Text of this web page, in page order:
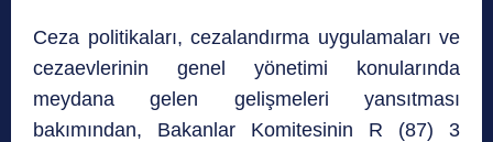
Ceza politikaları, cezalandırma uygulamaları ve
cezaevlerinin genel yönetimi konularında
meydana gelen gelişmeleri yansıtması
bakımından, Bakanlar Komitesinin R (87) 3